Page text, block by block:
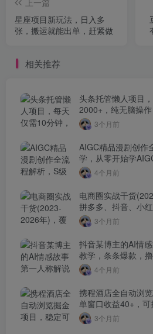
星座项目新玩法，日入多
张，搬运就能出单，赶紧做
相关推荐
头条托管懒人项目
2000+，纯无脑操作
3个月前
AIGC精品漫剧创作
学，从零开始学
4个月前
电商圈实战干货
拼多多、抖音、小
人避开坑、提效率
3个月前
抖音某博主的AI情
教学，条条爆款，
4个月前
携程酒店全自动浏
单窗口收益40+，
秘】3个月前